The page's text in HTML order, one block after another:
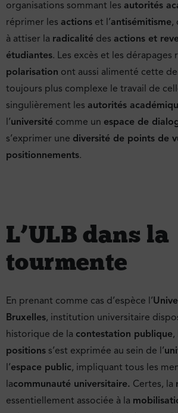
organisations sommant les autorités
réprimer les actions et l’antisémitisme,
à attiser la radicalité des actions et
étudiantes. Les excès et les dérapages
polarisation ont aussi alimenté cette
toujours plus complexe le travail de
singulièrement les autorités
l’université comme un espace de
s’exprimer une diversité de points de
positionnements.
L’ULB dans la
tourmente
En prenant comme cas d’espèce l’
Bruxelles, institution universitaire
historique de la contestation publique,
positions s’est exprimée au sein de l’
l’espace public, impliquant tous les
lacommunauté universitaire. Certes, la
essentiellement associée à la